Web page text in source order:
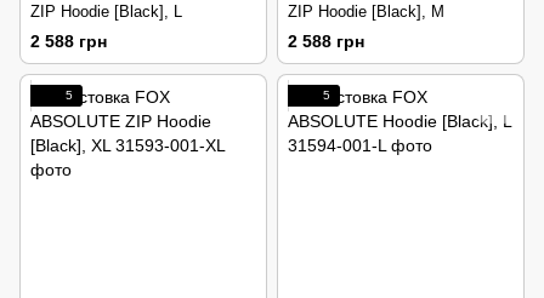
ZIP Hoodie [Black], L
2 588 грн
ZIP Hoodie [Black], M
2 588 грн
5 5